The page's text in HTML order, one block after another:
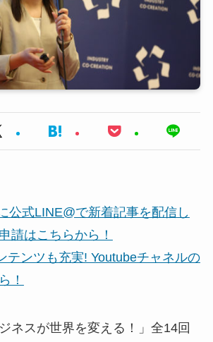
公式LINE@で新着記事を配信し
請はこちらから！
テンツも充実! Youtubeチャネルの
！
ネスが世界を変える！」全14回